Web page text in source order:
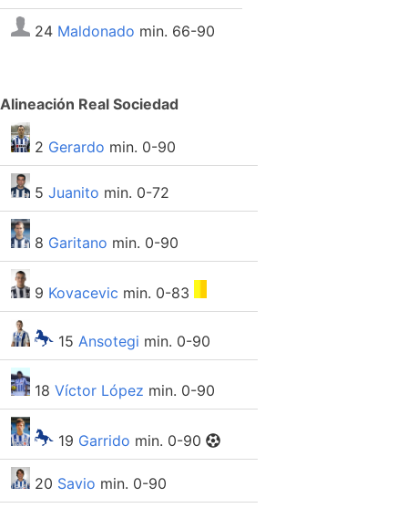
24 Maldonado min. 66-90
Alineación Real Sociedad
2 Gerardo min. 0-90
5 Juanito min. 0-72
8 Garitano min. 0-90
9 Kovacevic min. 0-83
15 Ansotegi min. 0-90
18 Víctor López min. 0-90
19 Garrido min. 0-90
20 Savio min. 0-90